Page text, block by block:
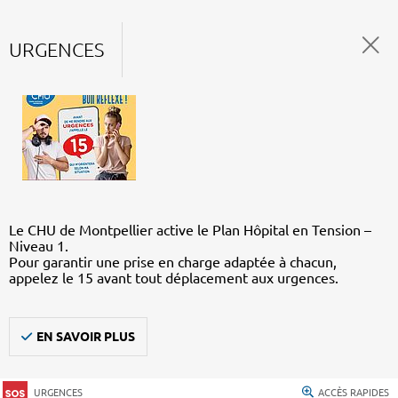
URGENCES
Le CHU de Montpellier active le Plan Hôpital en Tension –
Niveau 1.
Pour garantir une prise en charge adaptée à chacun,
appelez le 15 avant tout déplacement aux urgences.
EN SAVOIR PLUS
URGENCES ACCÈS RAPIDES